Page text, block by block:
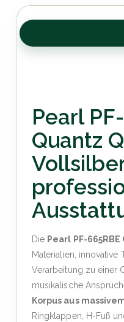
Pearl
Quantz
Die Pearl PF-665RBE
Materialien, innovative
Verarbeitung zu einer
musikalische
Korpus aus
Ringklappen, H-Fuß